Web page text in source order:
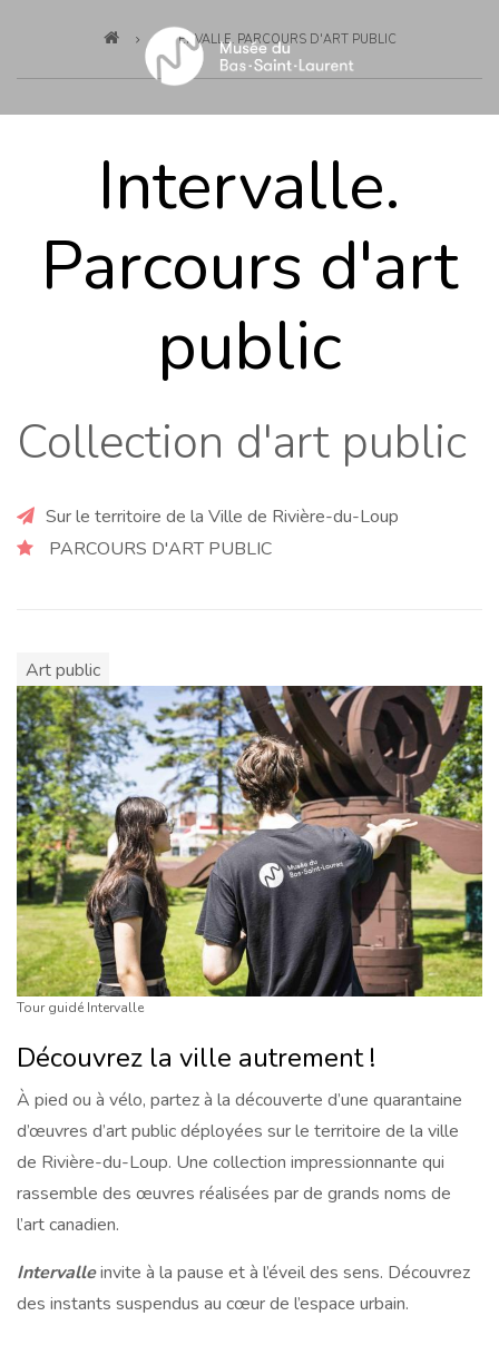
main
content
BreadcrumbINTERVALLE. PARCOURS D'ART PUBLIC
Intervalle.
Parcours d'art
public
Collection d'art public
Sur le territoire de la Ville de Rivière-du-Loup
PARCOURS D'ART PUBLIC
Art public
Tour guidé Intervalle
Découvrez la ville autrement !
À pied ou à vélo, partez à la découverte d’une quarantaine
d’œuvres d’art public déployées sur le territoire de la ville
de Rivière-du-Loup. Une collection impressionnante qui
rassemble des œuvres réalisées par de grands noms de
l’art canadien.
Intervalleinvite à la pause et à l’éveil des sens. Découvrez
des instants suspendus au cœur de l’espace urbain.